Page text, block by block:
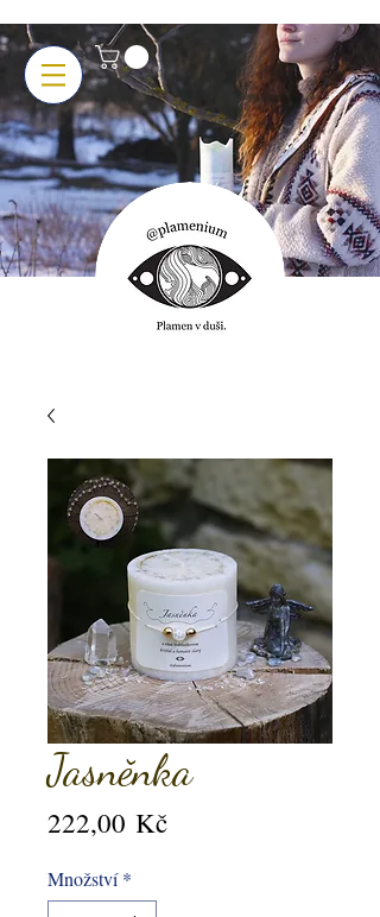
Jasněnka
222,00 KčCena
Množství *